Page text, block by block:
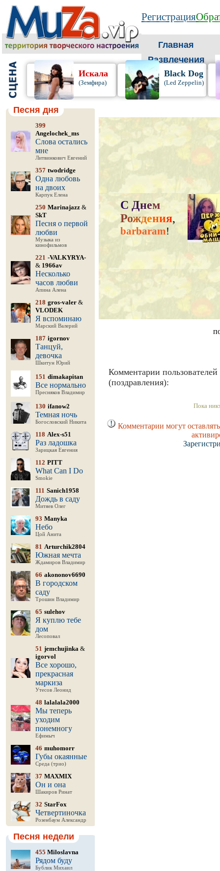
Регистрация
Главная
Развлечения
Искала
(Земфира)
Black Dog
(Led Zeppelin)
Песня дня
399
Angelochek_ms
Слова остались
мне
Литвинкович Евгений
357 twodridge
Одна любовь
на двоих
Карпук Елена
250 Marinajazz &
SkT
Песня о первой
любви
Музыка из
кинофильмов
221 -VALKYRYA-
& 1966av
Несколько
часов любви
Апина Алена
218 gros-valer &
VLODEK
Я вспоминаю
Марский Валерий
187 igornov
Танцуй,
девочка
Шкитун Юрий
151 dimakapitan
Все нормально
Пресняков Владимир
130 ifanow2
Темная ночь
Богословский Никита
118 Alex-s51
Раз ладошка
Зарицкая Евгения
112 PITT
What Can I Do
Smokie
111 Sanich1958
Дождь в саду
Митяев Олег
93 Manyka
Небо
Цой Анита
81 Arturchik2804
Южная мечта
Ждамиров Владимир
66 akononov6690
В городском
саду
Трошин Владимир
65 sulehov
Я куплю тебе
дом
Лесоповал
51 jemchujinka &
igorvol
Все хорошо,
прекрасная
маркиза
Утесов Леонид
48 lalalala2000
Мы теперь
уходим
понемногу
Ефимыч
46 muhomorr
Губы окаянные
Среда (трио)
37 MAXMIX
Он и она
Шакиров Ринат
32 StarFox
Четвертиночка
Розенбаум Александр
Песня недели
455 Miloslavna
Рядом буду
Бублик Михаил
С Днем
Рождения,
barbaram!
Комментарии пользователей
(поздравления):
Пока
Комментарии могут